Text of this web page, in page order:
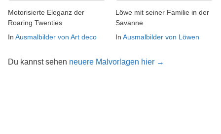
Motorisierte Eleganz der
Roaring Twenties
In Ausmalbilder von Art deco
Löwe mit seiner Familie in der
Savanne
In Ausmalbilder von Löwen
Du kannst sehen neuere Malvorlagen hier →